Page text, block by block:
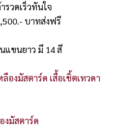
รวดเร็วทันใจ
บาทส่งฟรี
แขนยาว มี 14 สี
งมัสตาร์ด